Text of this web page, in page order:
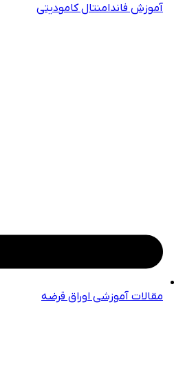
آموزش فاندامنتال کامودیتی
مقالات آموزشی اوراق قرضه